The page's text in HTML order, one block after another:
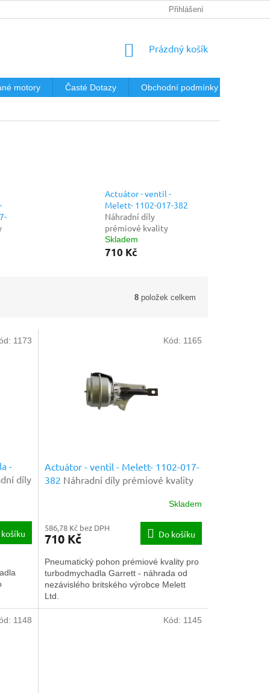
Přihlášení
NÁKUPNÍ
Prázdný košík
motory Časté Dotazy Obchodní podmínky
Actuátor - ventil -
Melett- 1102-017-382
Náhradní díly
prémiové kvality
Skladem
710 Kč
8 položek celkem
-
díly
1173
Actuátor - ventil - Melett- 1102-017-
382 Náhradní díly prémiové kvality
Skladem
586,78 Kč bez DPH
710 Kč Do košíku
Pneumatický pohon prémiové kvality pro
turbodmychadla Garrett - náhrada od
nezávislého britského výrobce Melett
Ltd.
Kód: 1165
1148 Kód: 1145